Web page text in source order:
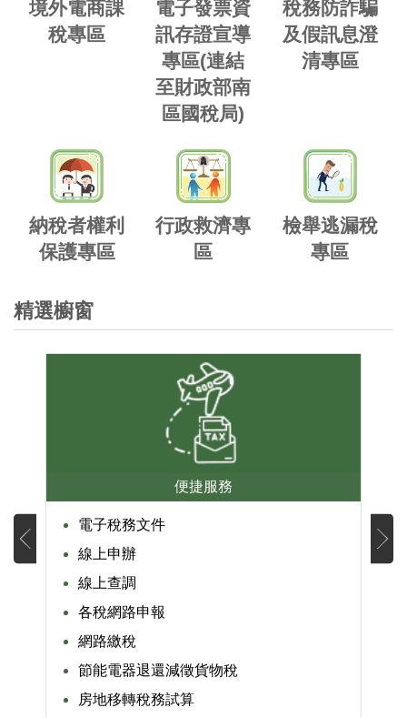
境外電商課
稅專區
電子發票資
訊存證宣導
專區(連結
至財政部南
區國稅局)
稅務防詐騙
及假訊息澄
清專區
納稅者權利
保護專區
行政救濟專
區
檢舉逃漏稅
專區
精選櫥窗
便捷服務
電子稅務文件
線上申辦
線上查調
各稅網路申報
網路繳稅
節能電器退還減徵貨物稅
房地移轉稅務試算